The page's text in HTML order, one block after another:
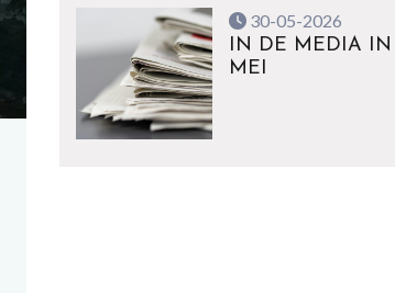
30-05-2026
IN DE MEDIA IN
MEI